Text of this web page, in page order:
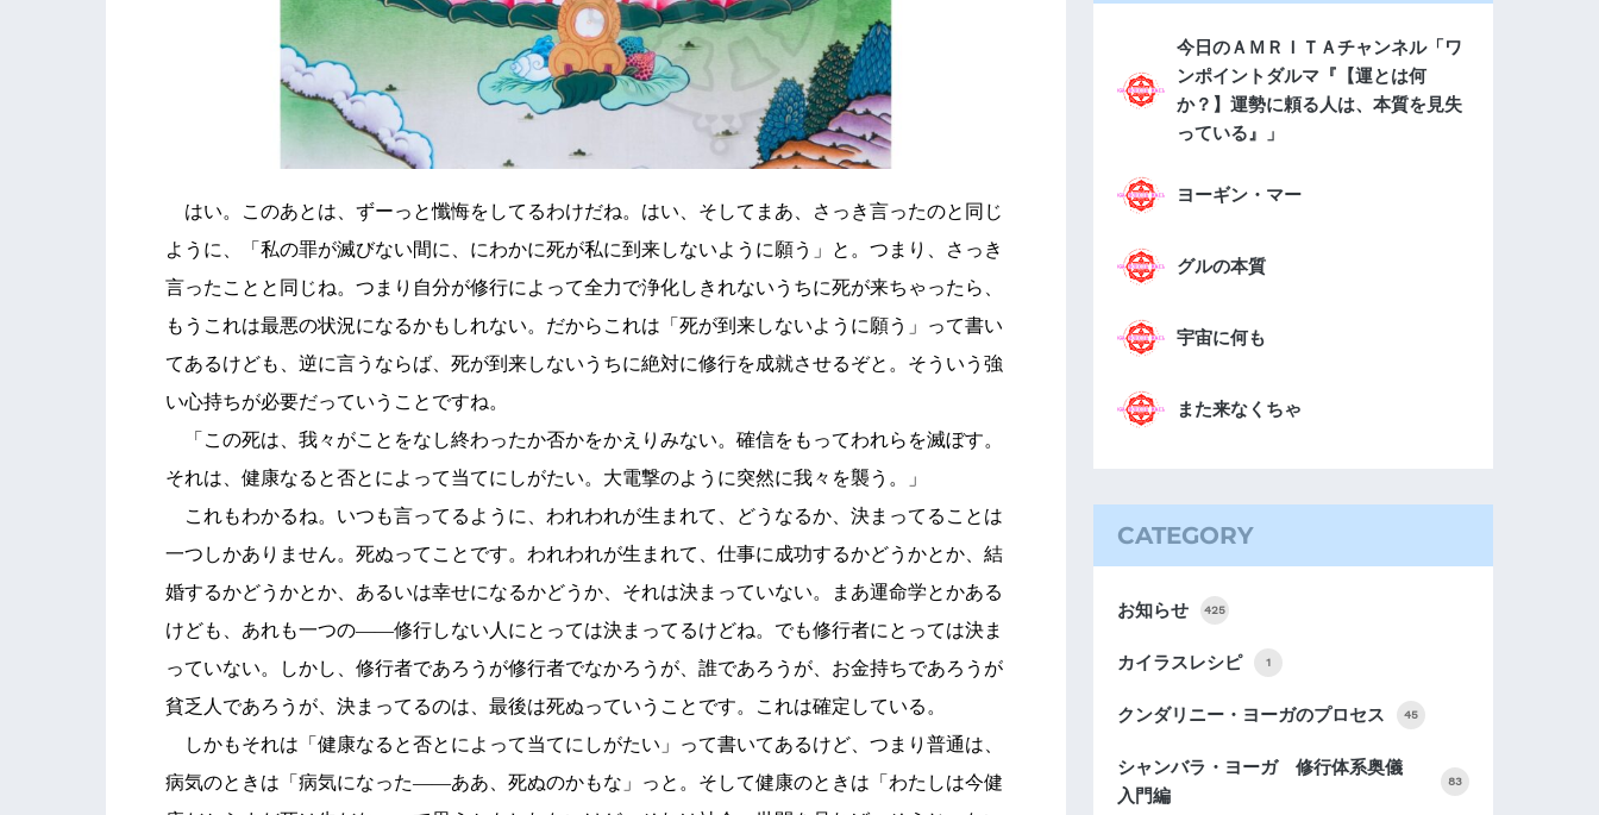
はい。このあとは、ずーっと懺悔をしてるわけだね。はい、そしてまあ、さっき言ったのと同じ
ように、「私の罪が滅びない間に、にわかに死が私に到来しないように願う」と。つまり、さっき
言ったことと同じね。つまり自分が修行によって全力で浄化しきれないうちに死が来ちゃったら、
もうこれは最悪の状況になるかもしれない。だからこれは「死が到来しないように願う」って書い
てあるけども、逆に言うならば、死が到来しないうちに絶対に修行を成就させるぞと。そういう強
い心持ちが必要だっていうことですね。
「この死は、我々がことをなし終わったか否かをかえりみない。確信をもってわれらを滅ぼす。
それは、健康なると否とによって当てにしがたい。大電撃のように突然に我々を襲う。」
これもわかるね。いつも言ってるように、われわれが生まれて、どうなるか、決まってることは
一つしかありません。死ぬってことです。われわれが生まれて、仕事に成功するかどうかとか、結
婚するかどうかとか、あるいは幸せになるかどうか、それは決まっていない。まあ運命学とかある
けども、あれも一つの――修行しない人にとっては決まってるけどね。でも修行者にとっては決ま
っていない。しかし、修行者であろうが修行者でなかろうが、誰であろうが、お金持ちであろうが
貧乏人であろうが、決まってるのは、最後は死ぬっていうことです。これは確定している。
しかもそれは「健康なると否とによって当てにしがたい」って書いてあるけど、つまり普通は、
病気のときは「病気になった――ああ、死ぬのかもな」っと。そして健康のときは「わたしは今健
今日のＡＭＲＩＴＡチャンネル「ワ
ンポイントダルマ『【運とは何
か？】運勢に頼る人は、本質を見失
っている』」
ヨーギン・マー
グルの本質
宇宙に何も
また来なくちゃ
CATEGORY
お知らせ 425
カイラスレシピ 1
クンダリニー・ヨーガのプロセス 45
シャンバラ・ヨーガ 修行体系奥儀
入門編
83